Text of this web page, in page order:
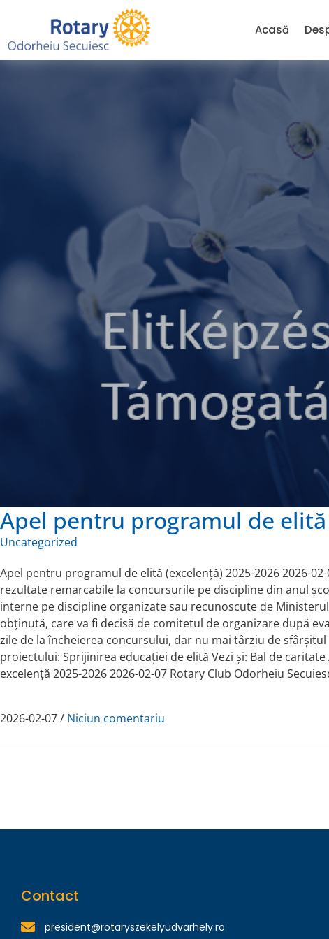
Acasă
Apel pentru programul de elită
Uncategorized
Apel pentru programul de elită (excelență) 2025-2026 2026-
rezultate remarcabile la concursurile pe discipline din anul
interne pe discipline organizate sau recunoscute de
obținută, care va fi decisă de comitetul de organizare după
zile de la încheierea concursului, dar nu mai târziu de
proiectului: Sprijinirea educației de elită Vezi și: Bal de
excelență 2025-2026 2026-02-07 Rotary Club Odorheiu
2026-02-07/ Niciun comentariu
Contact
president@rotaryszekelyudvarhely.ro